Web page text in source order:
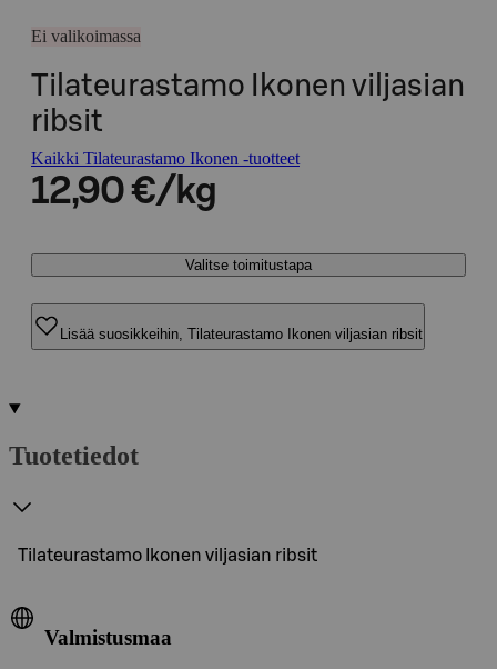
Ei valikoimassa
Tilateurastamo Ikonen viljasian
ribsit
Kaikki Tilateurastamo Ikonen -tuotteet
12,90 €/kg
Valitse toimitustapa
Lisää suosikkeihin, Tilateurastamo Ikonen viljasian ribsit
Tuotetiedot
Tilateurastamo Ikonen viljasian ribsit
Valmistusmaa